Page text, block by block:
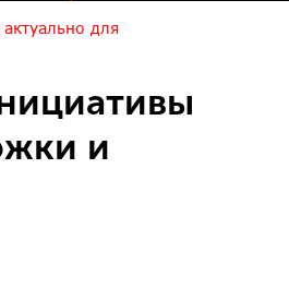
для
и